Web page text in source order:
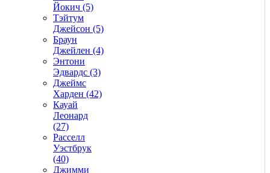
Йокич (5)
Тэйтум
Джейсон (5)
Браун
Джейлен (4)
Энтони
Эдвардс (3)
Джеймс
Харден (42)
Кауай
Леонард
(27)
Расселл
Уэстбрук
(40)
Джимми